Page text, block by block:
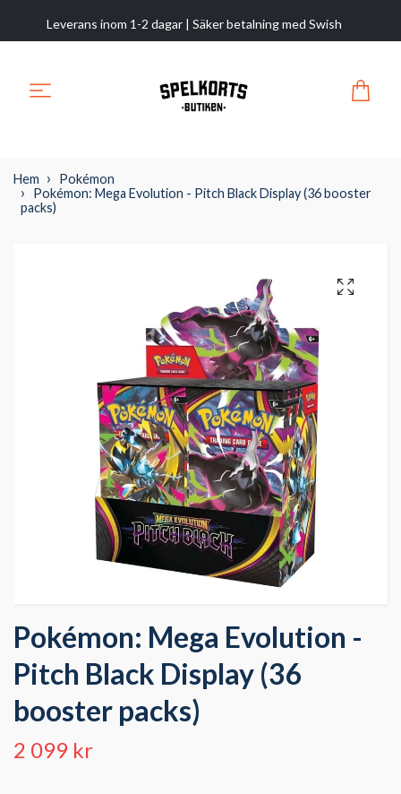
Leverans inom 1-2 dagar | Säker betalning med Swish
Hem
Pokémon
Pokémon: Mega Evolution - Pitch Black Display (36 booster
packs)
Pokémon: Mega Evolution -
Pitch Black Display (36
booster packs)
2 099 kr